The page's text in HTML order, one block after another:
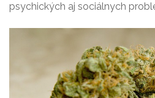
psychických aj sociálnych